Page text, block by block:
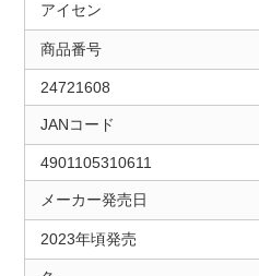
アイセン
商品番号
24721608
JANコード
4901105310611
メーカー発売日
2023年頃発売